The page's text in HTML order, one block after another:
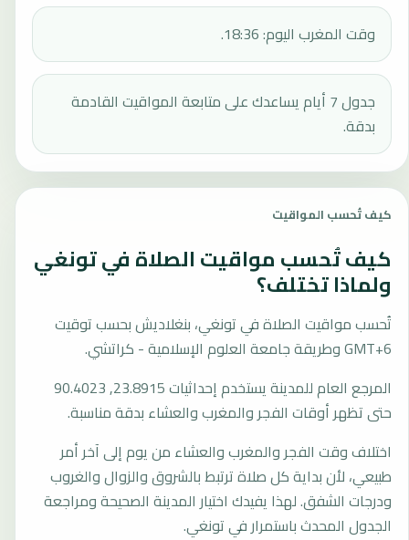
وقت المغرب اليوم: 18:36.
جدول 7 أيام يساعدك على متابعة المواقيت القادمة
بدقة.
كيف تُحسب المواقيت
كيف تُحسب مواقيت الصلاة في تونغي
ولماذا تختلف؟
تُحسب مواقيت الصلاة في تونغي، بنغلاديش بحسب توقيت
GMT+6 وطريقة جامعة العلوم الإسلامية - كراتشي.
المرجع العام للمدينة يستخدم إحداثيات 23.8915, 90.4023
حتى تظهر أوقات الفجر والمغرب والعشاء بدقة مناسبة.
اختلاف وقت الفجر والمغرب والعشاء من يوم إلى آخر أمر
طبيعي، لأن بداية كل صلاة ترتبط بالشروق والزوال والغروب
ودرجات الشفق. لهذا يفيدك اختيار المدينة الصحيحة ومراجعة
الجدول المحدث باستمرار في تونغي.